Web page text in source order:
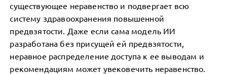
существующее неравенство и подвергает всю
систему здравоохранения повышенной
предвзятости. Даже если сама модель ИИ
разработана без присущей ей предвзятости,
неравное распределение доступа к ее выводам и
рекомендациям может увековечить неравенство.